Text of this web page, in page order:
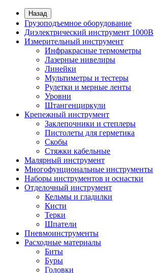
Назад
Грузоподъемное оборудование
Диэлектрический инструмент 1000В
Измерительный инструмент
Инфракрасные термометры
Лазерные нивелиры
Линейки
Мультиметры и тестеры
Рулетки и мерные ленты
Уровни
Штангенциркули
Крепежный инструмент
Заклепочники и степлеры
Пистолеты для герметика
Скобы
Стяжки кабельные
Малярный инструмент
Многофунциональные инструменты
Наборы инструментов и оснастки
Отделочный инструмент
Кельмы и гладилки
Кисти
Терки
Шпатели
Пневмоинструменты
Расходные материалы
Биты
Буры
Головки